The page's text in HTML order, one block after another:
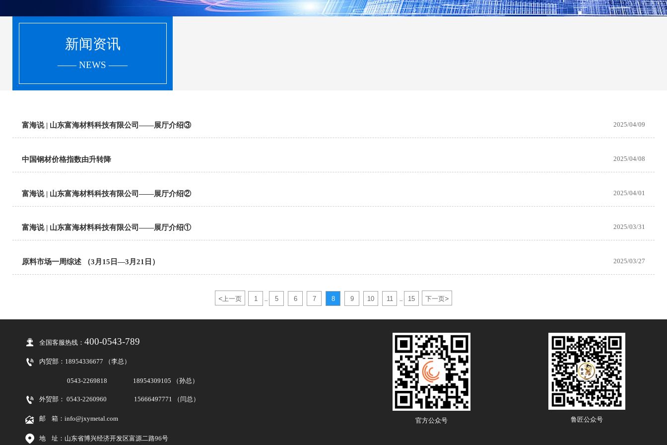
新闻资讯
—— NEWS ——
富海说 | 山东富海材料科技有限公司——展厅介绍③ 2025/04/09
中国钢材价格指数由升转降 2025/04/08
富海说 | 山东富海材料科技有限公司——展厅介绍② 2025/04/01
富海说 | 山东富海材料科技有限公司——展厅介绍① 2025/03/31
原料市场一周综述 （3月15日—3月21日） 2025/03/27
<上一页 1 ... 5 6 7 8 9 10 11 ... 15 下一页>
 全国客服热线：400-0543-789
 内贸部： 18954336677 （李总）
0543-2269818 18954309105 （孙总）
 外贸部： 0543-2260960 15666497771 （闫总）
 邮 箱：info@jxymetal.com
 地 址：山东省博兴经济开发区富源二路96号
官方公众号 鲁匠公众号